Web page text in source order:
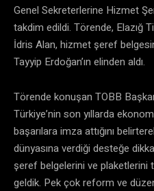
Genel Sekreterlerine Hizmet
takdim edildi. Törende, Elazığ
İdris Alan, hizmet şeref
Tayyip Erdoğan’ın elinden aldı.
Törende konuşan TOBB
Türkiye’nin son yıllarda
başarılara imza attığını
dünyasına verdiği desteğe
şeref belgelerini ve
geldik. Pek çok reform ve